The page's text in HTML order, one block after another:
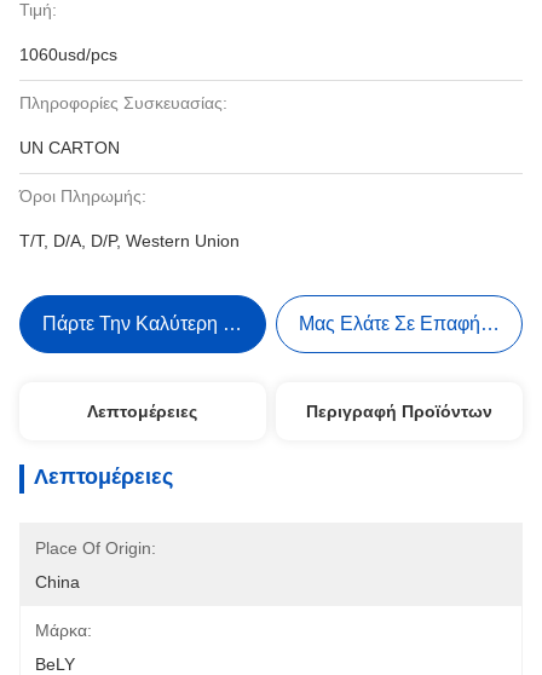
Τιμή:
1060usd/pcs
Πληροφορίες Συσκευασίας:
UN CARTON
Όροι Πληρωμής:
T/T, D/A, D/P, Western Union
Πάρτε Την Καλύτερη Τιμή Μας Ελάτε Σε Επαφή Με
Λεπτομέρειες Περιγραφή Προϊόντων
Λεπτομέρειες
Place Of Origin:
China
Μάρκα:
BeLY